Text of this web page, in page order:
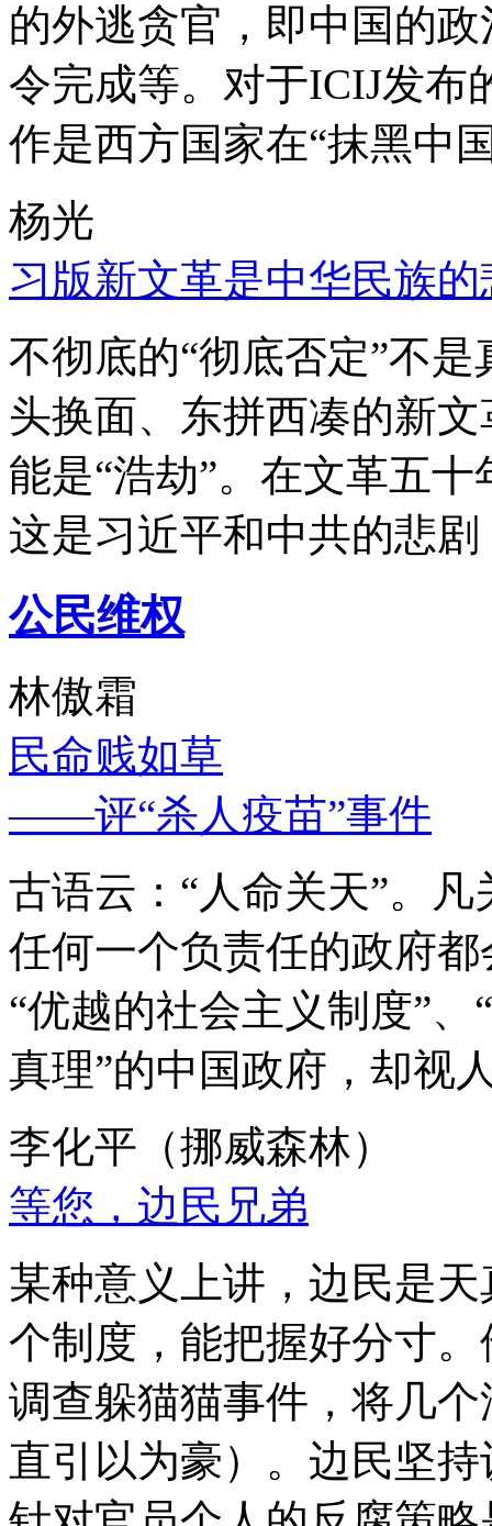
的外逃贪官，即中国的
令完成等。对于ICIJ发布
作是西方国家在“抹黑中
杨光
习版新文革是中华民族的
不彻底的“彻底否定”不
头换面、东拼西凑的新
能是“浩劫”。在文革五
这是习近平和中共的悲
公民维权
林傲霜
民命贱如草
——评“杀人疫苗”事件
古语云：“人命关天”。
任何一个负责任的政府
“优越的社会主义制度”
真理”的中国政府，却视
李化平（挪威森林）
等您，边民兄弟
某种意义上讲，边民是
个制度，能把握好分寸
调查躲猫猫事件，将几
直引以为豪）。边民坚